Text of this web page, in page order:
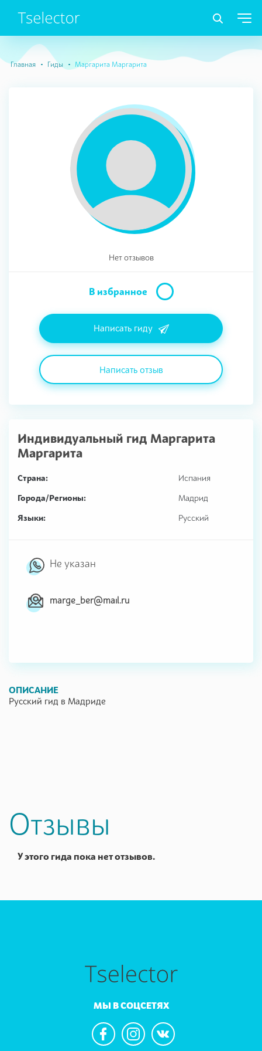
Главная Гиды Маргарита Маргарита
Нет отзывов
В избранное
Написать гиду
Написать отзыв
Индивидуальный гид Маргарита
Маргарита
Страна:
Испания
Города/Регионы:
Мадрид
Языки:
Русский
Не указан
marge_ber@mail.ru
ОПИСАНИЕ
Русский гид в Мадриде
Отзывы
У этого гида пока нет отзывов.
МЫ В СОЦСЕТЯХ